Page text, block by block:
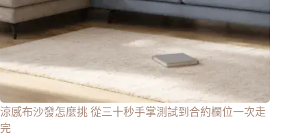
涼感布沙發怎麼挑 從三十秒手掌測試到合約欄位一次走
完